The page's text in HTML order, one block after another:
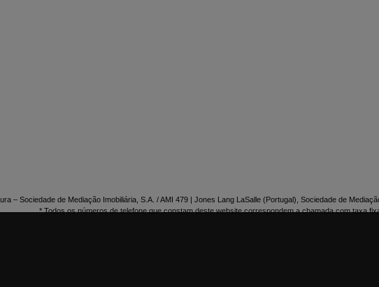
– Sociedade de Mediação Imobiliária, S.A. / AMI 479 | Jones Lang LaSalle (Portugal), Sociedade de
* Todos os números de telefone que constam deste website correspondem a chamada com taxa